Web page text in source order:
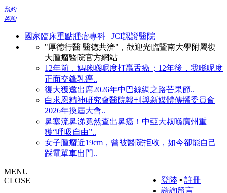
預約
咨詢
國家臨床重點腫瘤專科
JCI認證醫院
"厚德行醫 醫德共濟"，歡迎光臨暨南大學附屬復
大腫瘤醫院官方網站
12年前，媽咪喺呢度打贏舌癌；12年後，我喺呢度
正面交鋒乳癌..
復大獲邀出席2026年中巴絲綢之路芒果節..
白求恩精神研究會醫院報刊與新媒體傳播委員會
2026年換屆大會..
鼻塞流鼻涕竟然查出鼻癌！中亞大叔喺廣州重
獲“呼吸自由”..
女子腫瘤近19cm，曾被醫院拒收，如今卻能自己
踩電單車出門..
登陸 ▪ 註冊
諮詢留言
MENU
CLOSE